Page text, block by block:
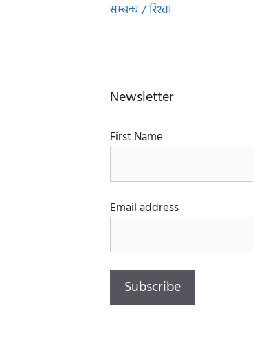
सम्बन्ध / रिश्ता
Newsletter
First Name
Email address